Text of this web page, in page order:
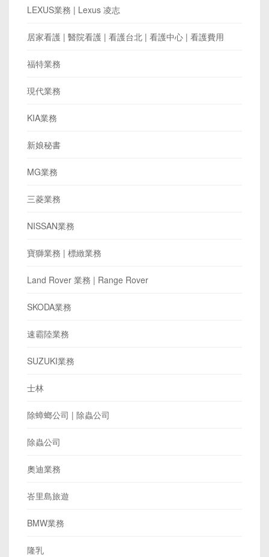
LEXUS業務 | Lexus 凌志
居家看護 | 醫院看護 | 看護台北 | 看護中心 | 看護費用
福特業務
現代業務
KIA業務
新娘秘書
MG業務
三菱業務
NISSAN業務
寶獅業務 | 標緻業務
Land Rover 業務 | Range Rover
SKODA業務
速霸陸業務
SUZUKI業務
士林
除蟑螂公司 | 除蟲公司
除蟲公司
奧迪業務
峇里島旅遊
BMW業務
隆乳